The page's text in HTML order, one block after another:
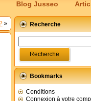
Blog Jusseo
» Recherche
Bookmarks
Conditions
Connexion à votre